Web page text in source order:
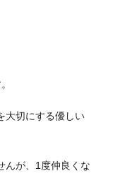
大切にする優しい
んが、1度仲良くな